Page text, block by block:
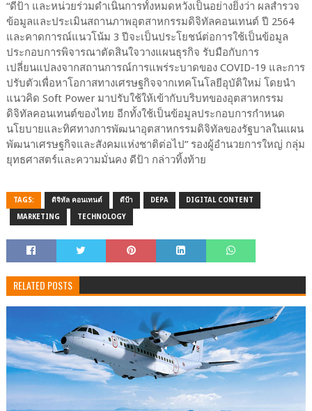
“ดีป้า และหน่วยร่วมดำเนินการทั้งหมดหวังเป็นอย่างยิ่งว่า ผลสำรวจ
ข้อมูลและประเมินสถานภาพอุตสาหกรรมดิจิทัลคอนเทนต์ ปี 2564
และคาดการณ์แนวโน้ม 3 ปีจะเป็นประโยชน์ต่อการใช้เป็นข้อมูล
ประกอบการพิจารณาตัดสินใจวางแผนธุรกิจ รับมือกับการ
เปลี่ยนแปลงจากสถานการณ์การแพร่ระบาดของ COVID-19 และการ
ปรับตัวเพื่อหาโอกาสทางเศรษฐกิจจากเทคโนโลยีอุบัติใหม่ โดยนำ
แนวคิด Soft Power มาปรับใช้ให้เข้ากับบริบทของอุตสาหกรรม
ดิจิทัลคอนเทนต์ของไทย อีกทั้งใช้เป็นข้อมูลประกอบการกำหนด
นโยบายและทิศทางการพัฒนาอุตสาหกรรมดิจิทัลของรัฐบาลในแผน
พัฒนาเศรษฐกิจและสังคมแห่งชาติต่อไป” รองผู้อำนวยการใหญ่ กลุ่ม
ยุทธศาสตร์และความมั่นคง ดีป้า กล่าวทิ้งท้าย
TAGS: ดิจิทัล คอนเทนต์ ดีป้า DEPA DIGITAL CONTENT
MARKETING TECHNOLOGY
RELATED POSTS